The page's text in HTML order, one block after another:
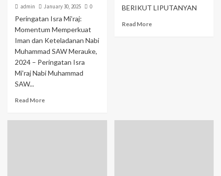
admin January 30, 2025 0
Peringatan Isra Mi’raj:
Momentum Memperkuat
Iman dan Keteladanan Nabi
Muhammad SAW Merauke,
2024 – Peringatan Isra
Mi’raj Nabi Muhammad
SAW...
Read More
BERIKUT LIPUTANYAN
Read More